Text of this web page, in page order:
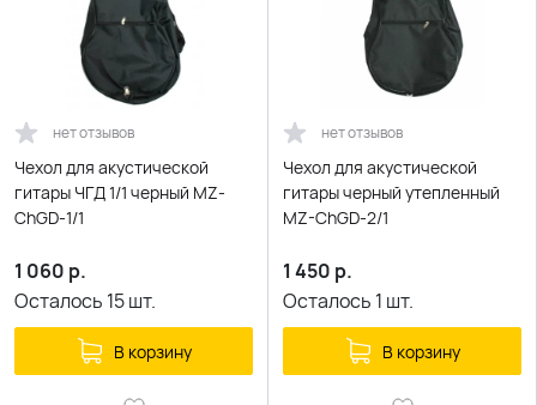
нет отзывов
Чехол для акустической
гитары ЧГД 1/1 черный MZ-
ChGD-1/1
1 060 р.
Осталось 15шт.
В корзину
нет отзывов
Чехол для акустической
гитары черный утепленный
MZ-ChGD-2/1
1 450 р.
Осталось 1 шт.
В корзину